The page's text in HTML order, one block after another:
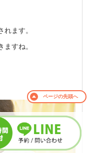
ます。
すね。
ページの先頭へ